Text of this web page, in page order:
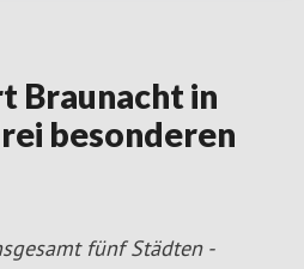
Braunacht in
besonderen
fünf Städten -